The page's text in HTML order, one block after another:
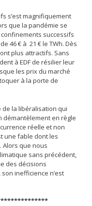
s’est magnifiquement
que la pandémie se
successifs
46 € à 21 € le TWh. Dès
plus attractifs. Sans
à EDF de résilier leur
les prix du marché
à la porte de
la libéralisation qui
démantèlement en règle
réelle et non
une fable dont les
Alors que nous
sans précédent,
des décisions
inefficience n’est